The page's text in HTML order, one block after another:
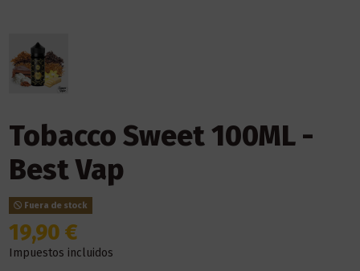
Tobacco Sweet 100ML -
Best Vap
Fuera de stock
19,90 €
Impuestos incluidos